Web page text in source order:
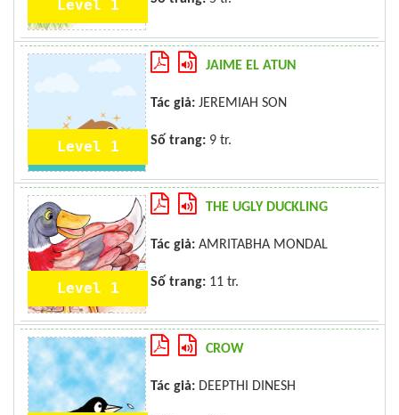
Level 1
Level 1
JAIME EL ATUN
Tác giả: JEREMIAH SON
Số trang: 9 tr.
Level 1
THE UGLY DUCKLING
Tác giả: AMRITABHA MONDAL
Số trang: 11 tr.
CROW
Tác giả: DEEPTHI DINESH